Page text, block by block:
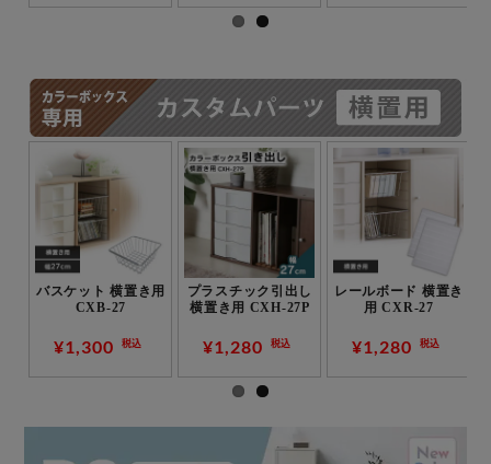
キャスター2個セッ
ト 横置き用 CXK-2
¥1,080 税込
棚板 横置き用 CXT-
27
¥1,280 税込
木製扉 横置き用
CXD-27W
¥1,480~ 税込